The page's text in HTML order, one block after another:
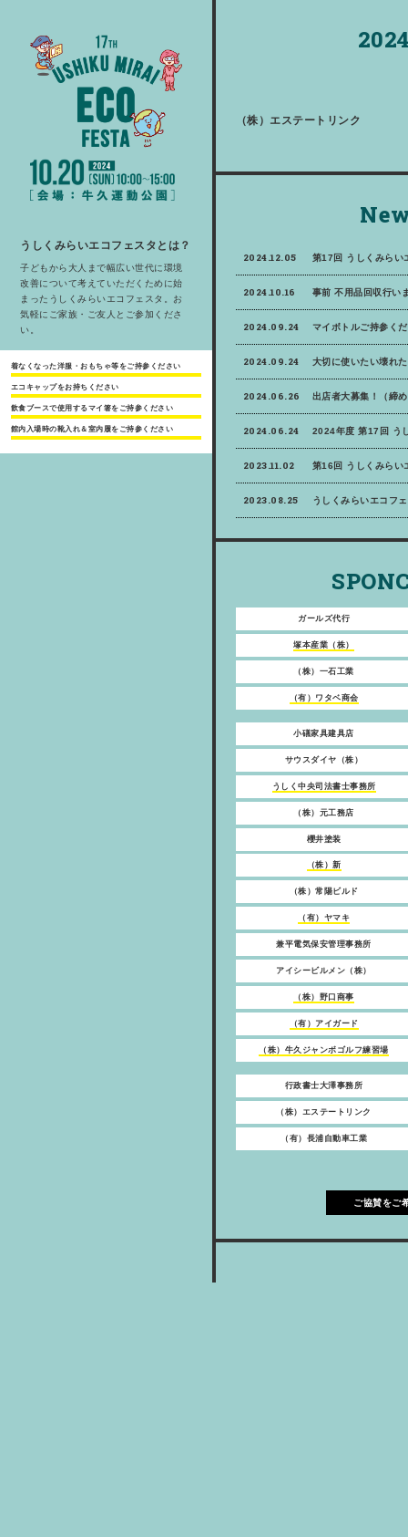
うしくみらいエコフェスタとは？
子どもから大人まで幅広い世代に環境
改善について考えていただくために始
まったうしくみらいエコフェスタ。お
気軽にご家族・ご友人とご参加くださ
い。
着なくなった洋服・おもちゃ等をご持参ください
エコキャップをお持ちください
飲食ブースで使用するマイ箸をご持参ください
館内入場時の靴入れ＆室内履をご持参ください
（株）エステートリンク
2024.12.05 第17回 うしくみらい
2024.10.16 事前 不用品回収行い
2024.09.24 マイボトルご持参く
2024.09.24 大切に使いたい壊れ
2024.06.26 出店者大募集！（締
2024.06.24 2024年度 第17回 う
2023.11.02 第16回 うしくみらい
2023.08.25 うしくみらいエコフ
ガールズ代行
塚本産業（株）
（株）一石工業
（有）ワタベ商会
小礒家具建具店
サウスダイヤ（株）
うしく中央司法書士事務所
（株）元工務店
櫻井塗装
（株）新
（株）常陽ビルド
（有）ヤマキ
兼平電気保安管理事務所
アイシービルメン（株）
（株）野口商事
（有）アイガード
（株）牛久ジャンボゴルフ練習場
行政書士大澤事務所
（株）エステートリンク
（有）長浦自動車工業
ご協賛をご